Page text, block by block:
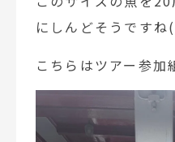
にしんどそうですね
こちらはツアー参加